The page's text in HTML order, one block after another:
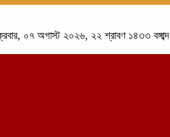
০৭ অগাস্ট ২০২৬, ২২ শ্রাবণ ১৪৩৩ বঙ্গাব্দ